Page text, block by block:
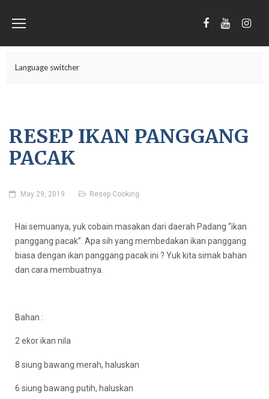
Language switcher
RESEP IKAN PANGGANG
PACAK
May 29, 2019 Resep Cooking
Hai semuanya, yuk cobain masakan dari daerah Padang “ikan
panggang pacak”. Apa sih yang membedakan ikan panggang
biasa dengan ikan panggang pacak ini ? Yuk kita simak bahan
dan cara membuatnya.
Bahan :
2 ekor ikan nila
8 siung bawang merah, haluskan
6 siung bawang putih, haluskan